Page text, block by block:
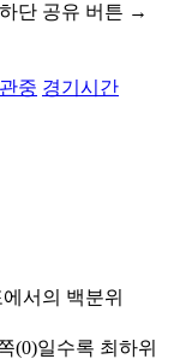
하단 공유 버튼 →
관중 경기시간
서의 백분위
(0)일수록 최하위